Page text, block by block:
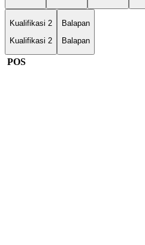
Kualifikasi 2
Kualifikasi 2
Balapan
Balapan
POS